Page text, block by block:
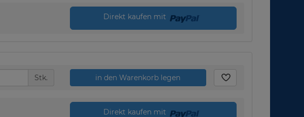
Direkt kaufen mit
Stk. in den Warenkorb legen
Direkt kaufen mit